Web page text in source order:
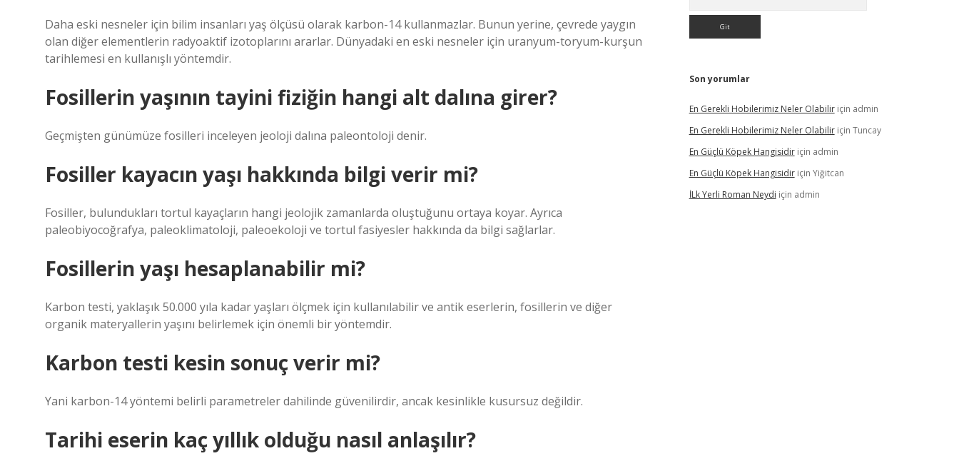
Daha eski nesneler için bilim insanları yaş ölçüsü olarak karbon-14 kullanmazlar. Bunun yerine, çevrede yaygın
olan diğer elementlerin radyoaktif izotoplarını ararlar. Dünyadaki en eski nesneler için uranyum-toryum-kurşun
tarihlemesi en kullanışlı yöntemdir.
Fosillerin yaşının tayini fiziğin hangi alt dalına girer?
Geçmişten günümüze fosilleri inceleyen jeoloji dalına paleontoloji denir.
Fosiller kayacın yaşı hakkında bilgi verir mi?
Fosiller, bulundukları tortul kayaçların hangi jeolojik zamanlarda oluştuğunu ortaya koyar. Ayrıca
paleobiyocoğrafya, paleoklimatoloji, paleoekoloji ve tortul fasiyesler hakkında da bilgi sağlarlar.
Fosillerin yaşı hesaplanabilir mi?
Karbon testi, yaklaşık 50.000 yıla kadar yaşları ölçmek için kullanılabilir ve antik eserlerin, fosillerin ve diğer
organik materyallerin yaşını belirlemek için önemli bir yöntemdir.
Karbon testi kesin sonuç verir mi?
Yani karbon-14 yöntemi belirli parametreler dahilinde güvenilirdir, ancak kesinlikle kusursuz değildir.
Tarihi eserin kaç yıllık olduğu nasıl anlaşılır?
Son yorumlar
En Gerekli Hobilerimiz Neler Olabiliriçin admin
En Gerekli Hobilerimiz Neler Olabiliriçin Tuncay
En Güçlü Köpek Hangisidiriçin admin
En Güçlü Köpek Hangisidiriçin Yiğitcan
İLk Yerli Roman Neydi için admin